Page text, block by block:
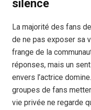
silence
La majorité des fans
de ne pas exposer sa
frange de la
réponses, mais un
envers l’actrice
groupes de fans
vie privée ne regarde